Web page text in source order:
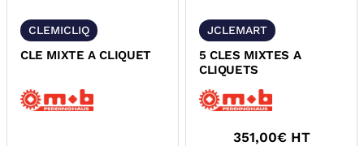
CLEMICLIQ
CLE MIXTE A CLIQUET
JCLEMART
5 CLES MIXTES A
CLIQUETS
351,00€ HT